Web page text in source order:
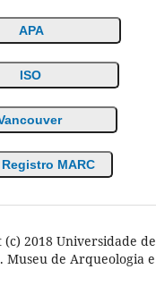
APA
ISO
MARC
2018 Universidade de
Museu de Arqueologia e